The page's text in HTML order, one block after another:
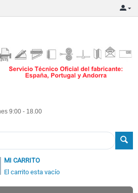
9:00 - 18.00
MI CARRITO
El carrito esta vacío